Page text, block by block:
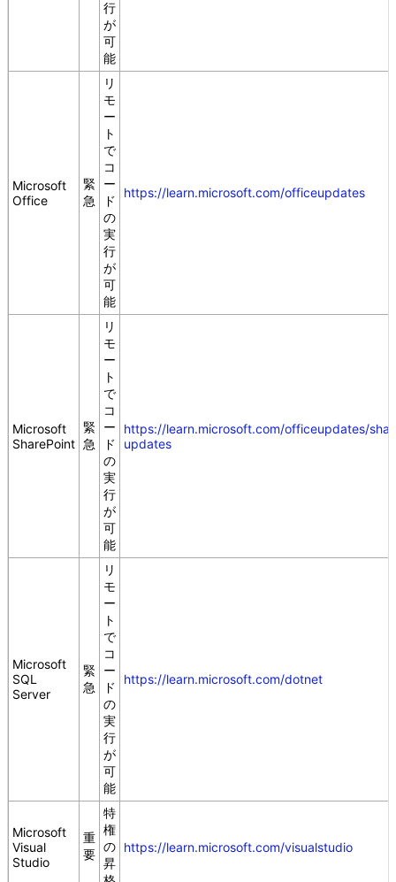
行
が
可
能
Microsoft
Office
緊
急
リ
モ
ー
ト
で
コ
ー
ド
の
実
行
が
可
能
https://learn.microsoft.com/officeupdates
Microsoft
SharePoint
緊
急
リ
モ
ー
ト
で
コ
ー
ド
の
実
行
が
可
能
https://learn.microsoft.com/officeupdates/
updates
Microsoft
SQL
Server
緊
急
リ
モ
ー
ト
で
コ
ー
ド
の
実
行
が
可
能
https://learn.microsoft.com/dotnet
Microsoft
Visual
Studio
重
要
特
権
の
昇
https://learn.microsoft.com/visualstudio